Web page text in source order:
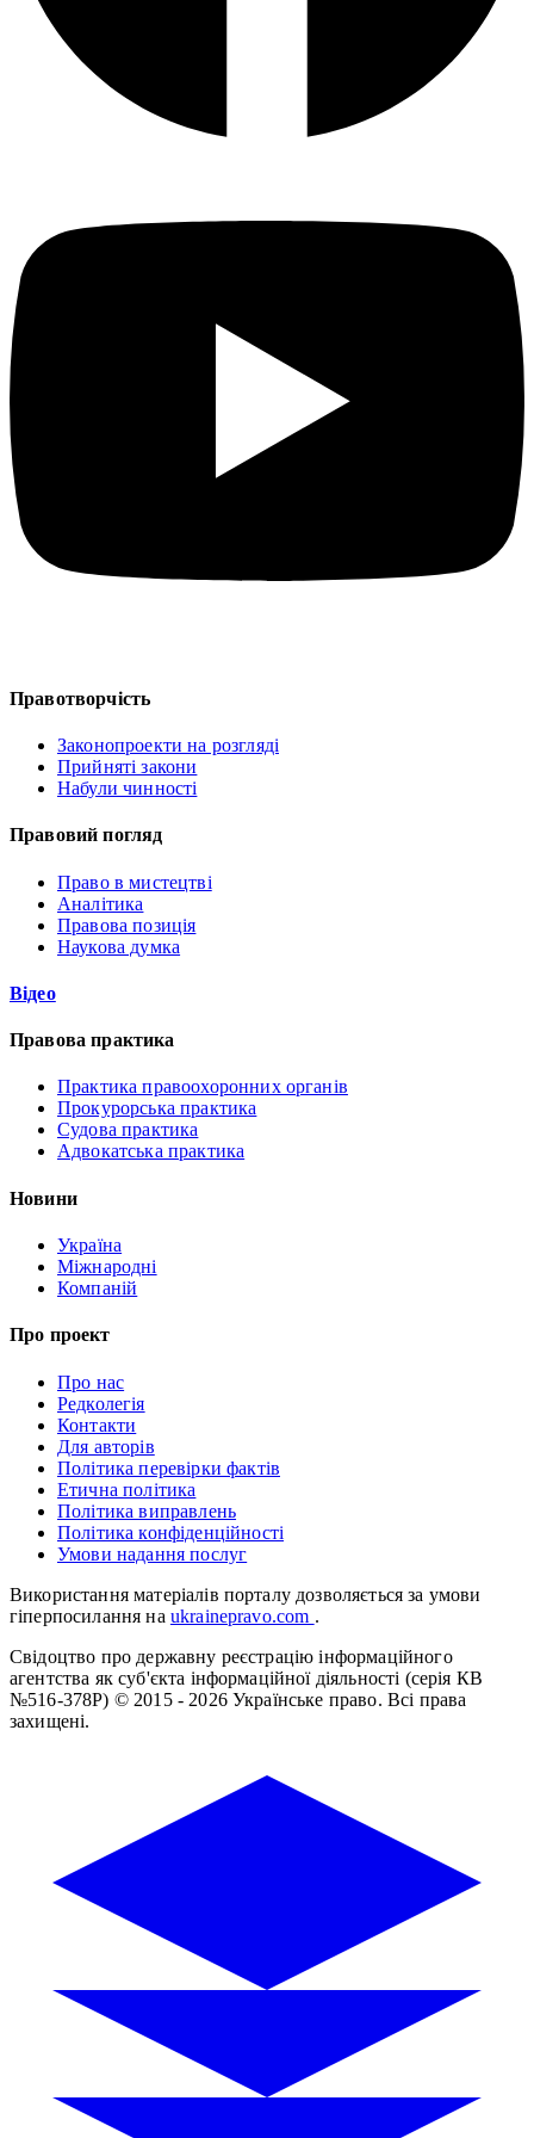
Правотворчість
Законопроекти на розгляді
Прийняті закони
Набули чинності
Правовий погляд
Право в мистецтві
Аналітика
Правова позиція
Наукова думка
Відео
Правова практика
Практика правоохоронних органів
Прокурорська практика
Судова практика
Адвокатська практика
Новини
Україна
Міжнародні
Компаній
Про проект
Про нас
Редколегія
Контакти
Для авторів
Політика перевірки фактів
Етична політика
Політика виправлень
Політика конфіденційності
Умови надання послуг
Використання матеріалів порталу дозволяється за умови
гіперпосилання на ukrainepravo.com .
Свідоцтво про державну реєстрацію інформаційного
агентства як суб'єкта інформаційної діяльності (серія КВ
№516-378Р) © 2015 - 2026 Українське право. Всі права
захищені.